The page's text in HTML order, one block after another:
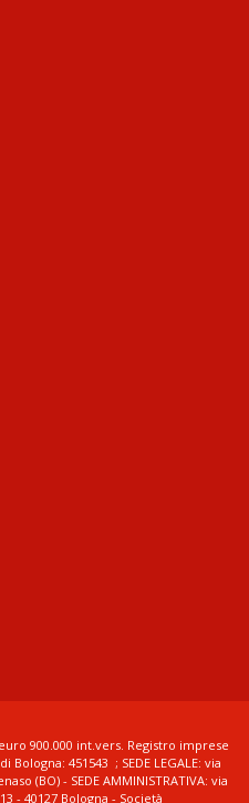
900.000 int.vers. Registro imprese
Bologna: 451543 ; SEDE LEGALE: via
(BO) - SEDE AMMINISTRATIVA: via
- 40127 Bologna - Società